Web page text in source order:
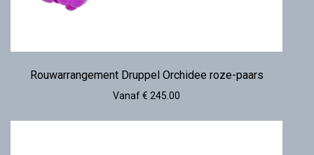
Rouwarrangement Druppel Orchidee roze-paars
Vanaf € 245.00